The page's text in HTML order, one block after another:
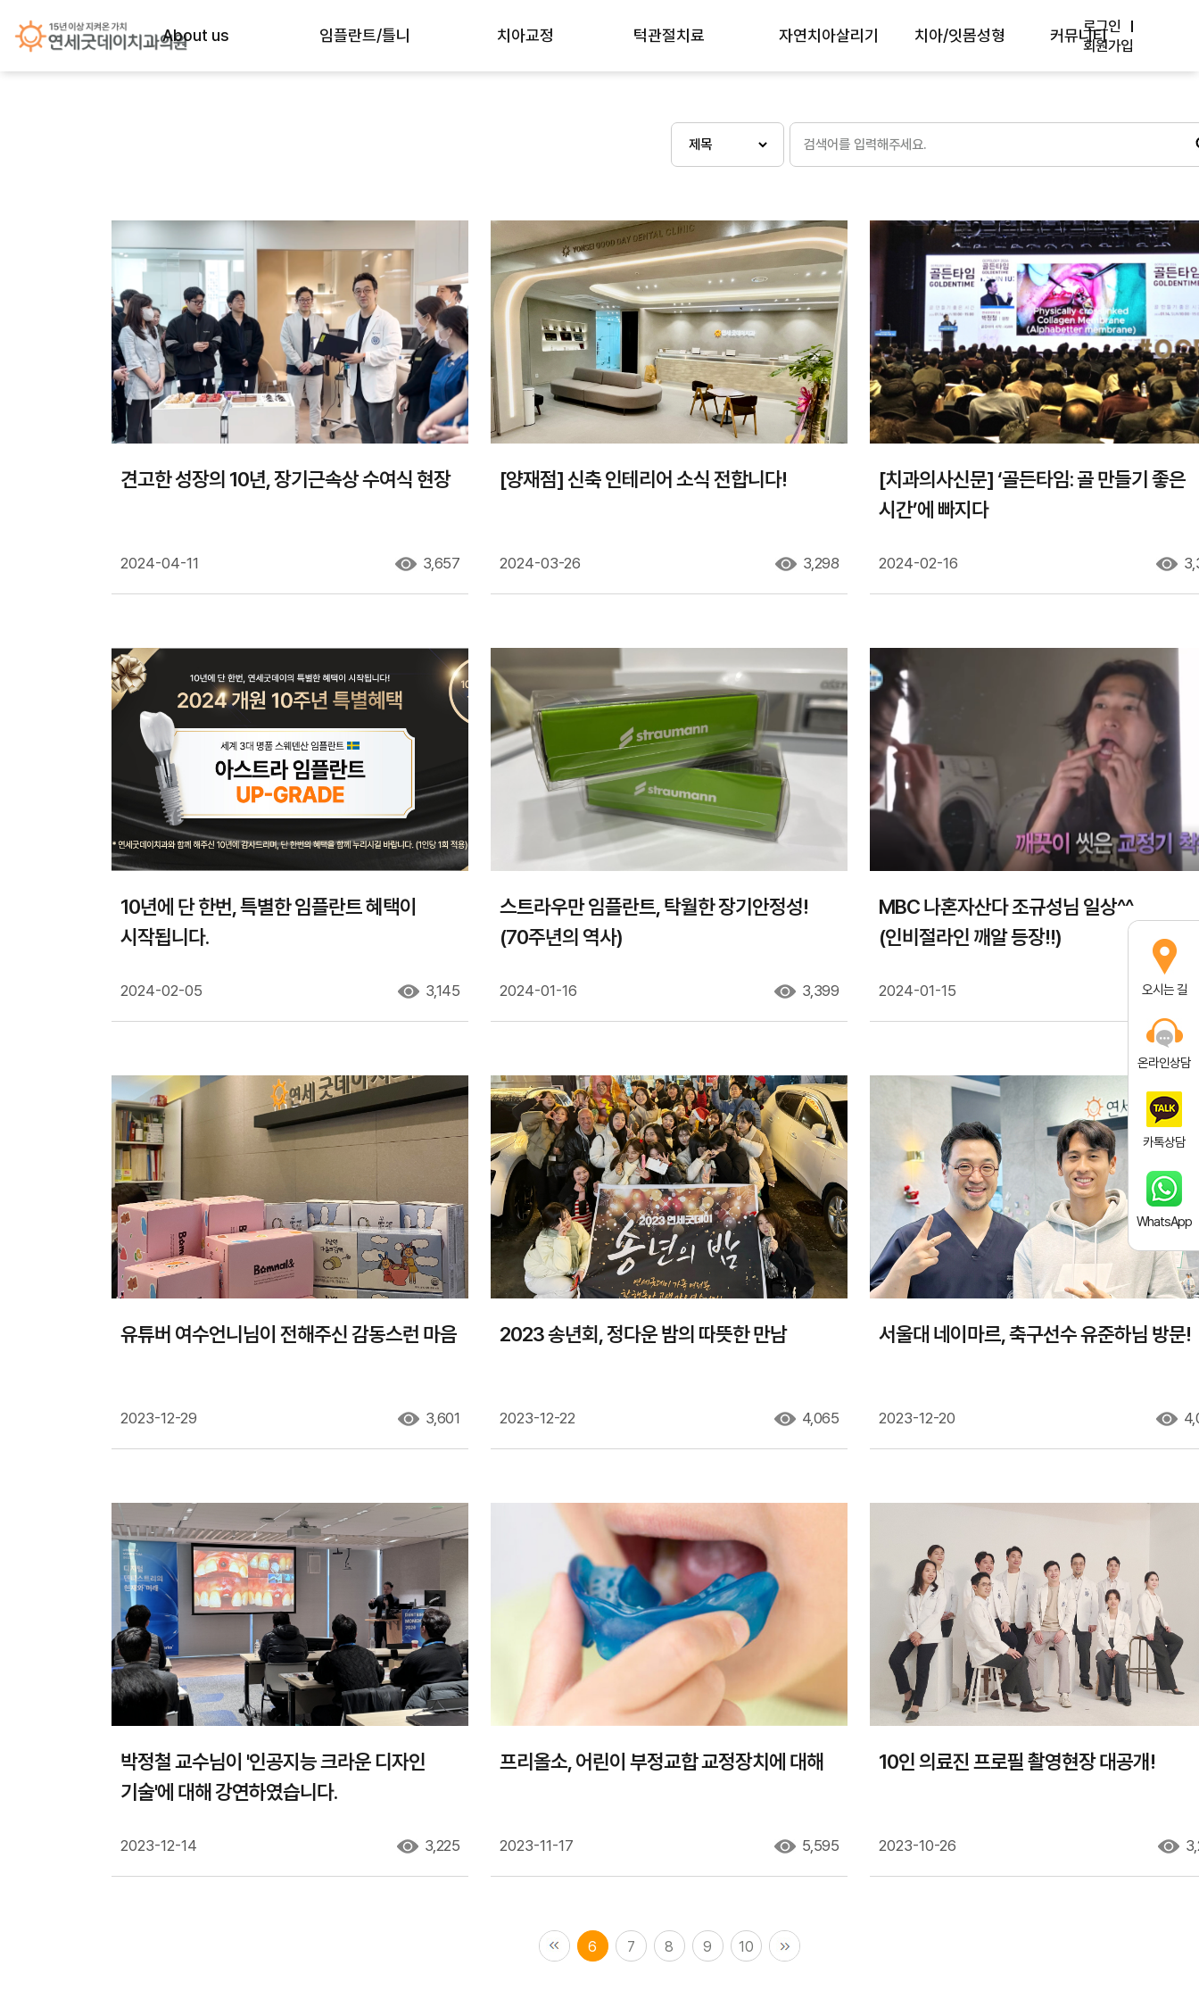
로그인
회원가입
About us 임플란트/틀니 치아교정 턱관절치료 자연치아살리기 치아/잇몸성형 커뮤니티
의료진 별 진료시간
진료시간&오시는길
내부공간
자체기공소
프리미엄 장비
의식하 진정요법
비급여 진료보증제
급속 골이식 (i-GBR)
All-전체임플란트
네비게이션 최소절개 임플란트
상악동거상술
당일 임플란트
전체틀니/부분틀니
임플란트틀니
65세이상 보험혜택
중장년층 치주교정
성장기 어린이교정
돌출입/잇몸돌출
주걱턱/무턱
삐뚤빼뚤한 덧니
치아중심선 비대칭
부분교정
재교정
개방교합 턱관절교정
비수술 치료법
신경치료/재신경치료
치아재식술
잇몸치료
충치치료
사랑니발치
앞니 브릿지
치아미백
치은절제술
핀홀 잇몸이식수술
입술 재배치술
잇몸미백
자주 묻는 질문
치료사례
환자분들의 생생후기
온라인상담
카톡상담
견고한 성장의 10년, 장기근속상 수여식 현장
2024-04-11 3,657
[양재점] 신축 인테리어 소식 전합니다!
2024-03-26 3,298
[치과의사신문] ‘골든타임: 골 만들기 좋은
시간’에 빠지다
2024-02-16
10년에 단 한번, 특별한 임플란트 혜택이
시작됩니다.
2024-02-05 3,145
스트라우만 임플란트, 탁월한 장기안정성!
(70주년의 역사)
2024-01-16 3,399
MBC 나혼자산다 조규성님 일상^^
(인비절라인 깨알 등장!!)
2024-01-15
유튜버 여수언니님이 전해주신 감동스런 마음
2023-12-29 3,601
2023 송년회, 정다운 밤의 따뜻한 만남
2023-12-22 4,065
서울대 네이마르, 축구선수 유준하님 방문!
2023-12-20
박정철 교수님이 '인공지능 크라운 디자인
기술'에 대해 강연하였습니다.
2023-12-14 3,225
프리올소, 어린이 부정교합 교정장치에 대해
2023-11-17 5,595
10인 의료진 프로필 촬영현장 대공개!
2023-10-26
6 7 8 9 10
오시는 길
온라인상담
카톡상담
WhatsApp